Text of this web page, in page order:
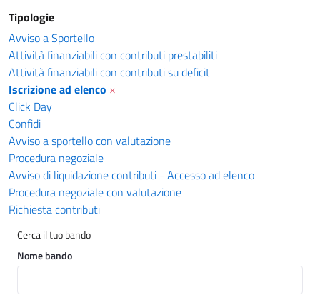
Tipologie
Avviso a Sportello
Attività finanziabili con contributi prestabiliti
Attività finanziabili con contributi su deficit
Iscrizione ad elenco ×
Click Day
Confidi
Avviso a sportello con valutazione
Procedura negoziale
Avviso di liquidazione contributi - Accesso ad elenco
Procedura negoziale con valutazione
Richiesta contributi
Cerca il tuo bando
Nome bando